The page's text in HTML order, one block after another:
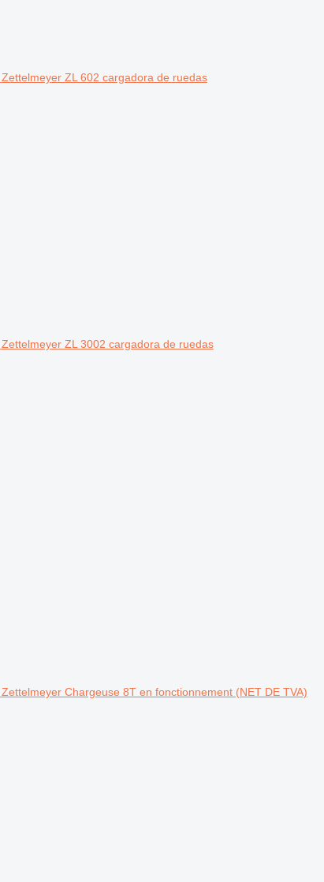
Zettelmeyer ZL 602 cargadora de ruedas
Zettelmeyer ZL 3002 cargadora de ruedas
Zettelmeyer Chargeuse 8T en fonctionnement (NET DE TVA)